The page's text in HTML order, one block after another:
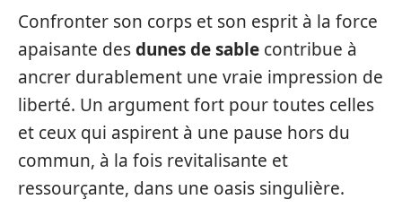
Confronter son corps et son esprit à la force
apaisante desdunes de sable contribue à
ancrer durablement une vraie impression de
liberté. Un argument fort pour toutes celles
et ceux qui aspirent à une pause hors du
commun, à la fois revitalisante et
ressourçante, dans une oasis singulière.